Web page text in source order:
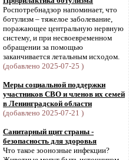
Роспотребнадзор напоминает, что
ботулизм – тяжелое заболевание,
поражающее центральную нервную
систему, и при несвоевременном
обращении за помощью
заканчивается летальным исходом.
(добавлено 2025-07-25 )
Меры социальной поддержки
участников СВО и членов их семей
в Ленинградской области
(добавлено 2025-07-21 )
Санитарный щит страны -
безопасность для здоровья
Что такое зоонозные инфекции?